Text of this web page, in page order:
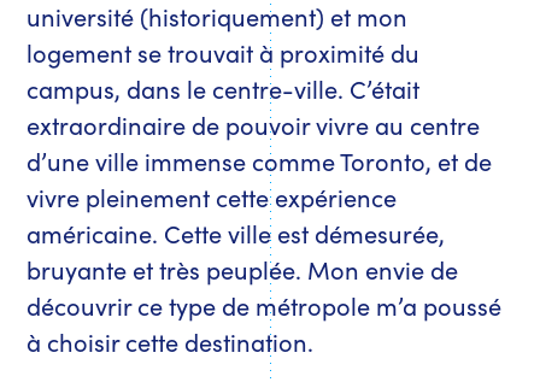
université (historiquement) et mon
logement se trouvait à proximité du
campus, dans le centre-ville. C’était
extraordinaire de pouvoir vivre au centre
d’une ville immense comme Toronto, et de
vivre pleinement cette expérience
américaine. Cette ville est démesurée,
bruyante et très peuplée. Mon envie de
découvrir ce type de métropole m’a poussé
à choisir cette destination.